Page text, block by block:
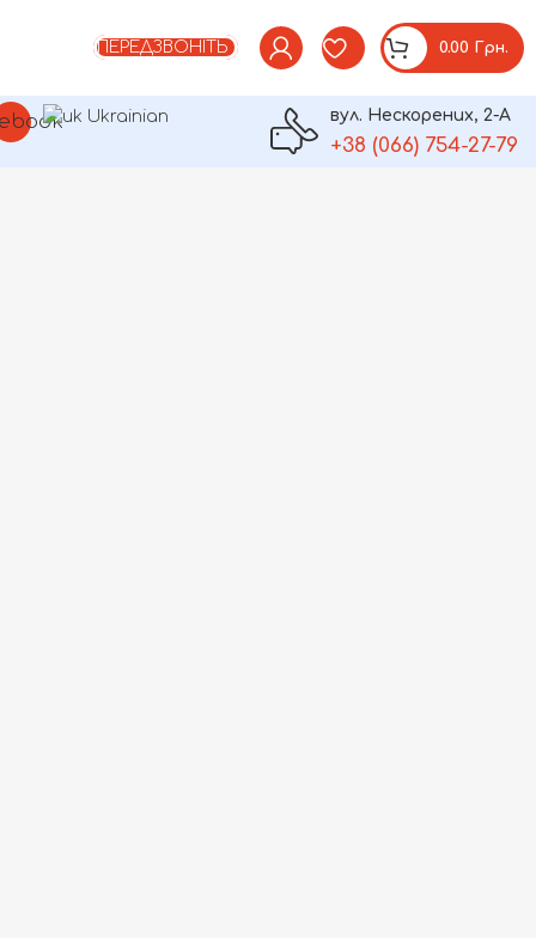
ПЕРЕДЗВОНІТЬ 0.00 Грн.
Ukrainian вул. Нескорених, 2-А
+38 (066) 754-27-79